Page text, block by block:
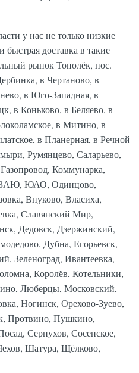
у нас не только низкие
доставка в такие
рынок Тополёк, пос.
в Чертаново, в
в Юго-Западная, в
в Коньково, в Беляево, в
в Митино, в
в Планерная, в Речной
Румянцево, Саларьево,
Коммунарка,
ЮАО, Одинцово,
Внуково, Власиха,
Славянский Мир,
Дедовск, Дзержинский,
Дубна, Егорьевск,
Зеленоград, Ивантеевка,
Королёв, Котельники,
Люберцы, Московский,
Ногинск, Орехово-Зуево,
Протвино, Пушкино,
Серпухов, Сосенское,
Шатура, Щёлково,